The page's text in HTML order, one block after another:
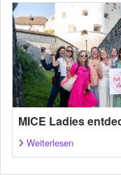
MICE Ladies
Weiterlesen